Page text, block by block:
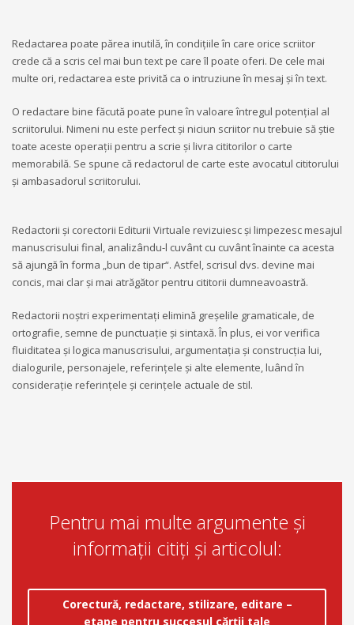
Redactarea poate părea inutilă, în condiţiile în care orice scriitor
crede că a scris cel mai bun text pe care îl poate oferi. De cele mai
multe ori, redactarea este privită ca o intruziune în mesaj şi în text.
O redactare bine făcută poate pune în valoare întregul potențial al
scriitorului. Nimeni nu este perfect și niciun scriitor nu trebuie să știe
toate aceste operații pentru a scrie și livra cititorilor o carte
memorabilă. Se spune că redactorul de carte este avocatul cititorului
și ambasadorul scriitorului.
Redactorii și corectorii Editurii Virtuale revizuiesc și limpezesc mesajul
manuscrisului final, analizându-l cuvânt cu cuvânt înainte ca acesta
să ajungă în forma „bun de tipar“. Astfel, scrisul dvs. devine mai
concis, mai clar și mai atrăgător pentru cititorii dumneavoastră.
Redactorii noștri experimentați elimină greșelile gramaticale, de
ortografie, semne de punctuație și sintaxă. În plus, ei vor verifica
fluiditatea şi logica manuscrisului, argumentaţia şi construcţia lui,
dialogurile, personajele, referinţele şi alte elemente, luând în
considerație referințele și cerințele actuale de stil.
Pentru mai multe argumente şi
informaţii citiţi şi articolul:
Corectură, redactare, stilizare, editare –
etape pentru succesul cărții tale